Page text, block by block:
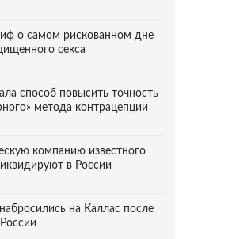
о самом рискованном дне
секса
способ повысить точность
метода контрацепции
компанию известного
в России
на Каллас после